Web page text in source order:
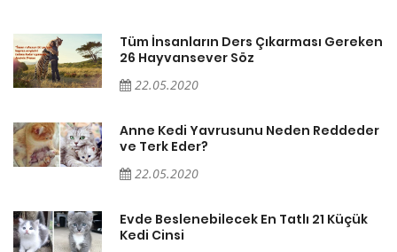
Tüm İnsanların Ders Çıkarması Gereken
26 Hayvansever Söz
22.05.2020
Anne Kedi Yavrusunu Neden Reddeder
ve Terk Eder?
22.05.2020
Evde Beslenebilecek En Tatlı 21 Küçük
Kedi Cinsi